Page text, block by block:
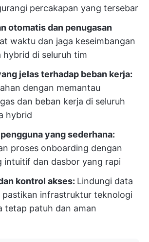
percakapan yang tersebar
otomatis dan penugasan
waktu dan jaga keseimbangan
hybrid di seluruh tim
jelas terhadap beban kerja:
dengan memantau
dan beban kerja di seluruh
hybrid
yang sederhana:
proses onboarding dengan
intuitif dan dasbor yang rapi
kontrol akses: Lindungi data
pastikan infrastruktur teknologi
tetap patuh dan aman